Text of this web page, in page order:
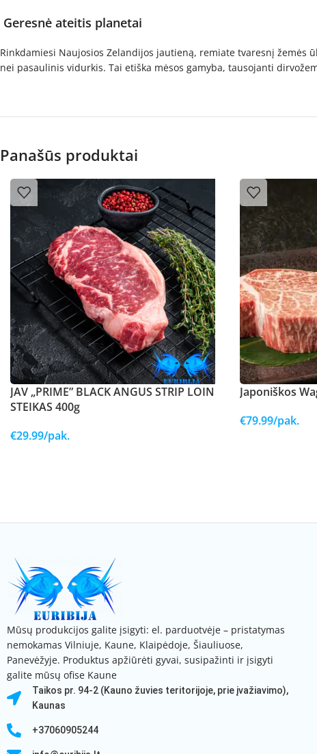
Geresnė ateitis planetai
Rinkdamiesi Naujosios Zelandijos jautieną, remiate tvaresnį
nei pasaulinis vidurkis. Tai etiška mėsos gamyba, tausojanti
Panašūs produktai
JAV „PRIME” BLACK ANGUS STRIP LOIN
STEIKAS 400g
€29.99/pak.
Japoniškos
€79.99/pak.
Mūsų produkcijos galite įsigyti: el. parduotvėje – pristatymas
nemokamas Vilniuje, Kaune, Klaipėdoje, Šiauliuose,
Panevėžyje. Produktus apžiūrėti gyvai, susipažinti ir įsigyti
galite mūsų ofise Kaune
Taikos pr. 94-2 (Kauno žuvies teritorijoje, prie įvažiavimo),
Kaunas
+37060905244